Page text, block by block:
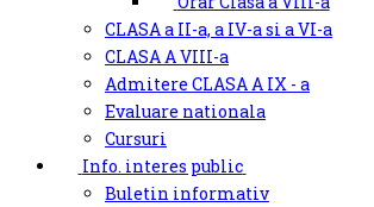
CLASA a II-a, a IV-a si a VI-a
CLASA A VIII-a
Admitere CLASA A IX - a
Evaluare nationala
Cursuri
Info. interes public
Buletin informativ